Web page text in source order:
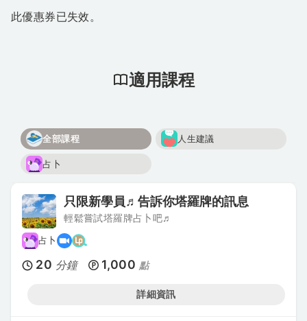
此優惠券已失效。
適用課程
全部課程 人生建議
占卜
只限新學員♬告訴你塔羅牌的訊息
輕鬆嘗試塔羅牌占卜吧♬
占卜
20 分鐘 1,000 點
詳細資訊